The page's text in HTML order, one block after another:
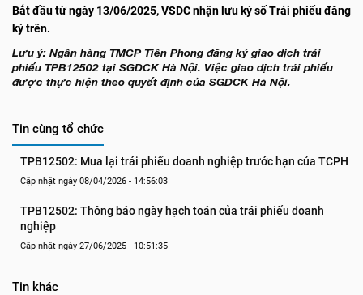
Bắt đầu từ ngày 13/06/2025, VSDC nhận lưu ký số Trái phiếu đăng
ký trên.
Lưu ý: Ngân hàng TMCP Tiên Phong đăng ký giao dịch trái
phiếu TPB12502 tại SGDCK Hà Nội. Việc giao dịch trái phiếu
được thực hiện theo quyết định của SGDCK Hà Nội.
Tin cùng tổ chức
TPB12502: Mua lại trái phiếu doanh nghiệp trước hạn của TCPH
Cập nhật ngày 08/04/2026 - 14:56:03
TPB12502: Thông báo ngày hạch toán của trái phiếu doanh
nghiệp
Cập nhật ngày 27/06/2025 - 10:51:35
Tin khác